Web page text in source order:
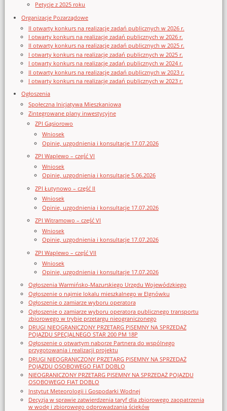
Petycje z 2025 roku
Organizacje Pozarządowe
II otwarty konkurs na realizację zadań publicznych w 2026 r.
I otwarty konkurs na realizację zadań publicznych w 2026 r.
II otwarty konkurs na realizację zadań publicznych w 2025 r.
I otwarty konkurs na realizację zadań publicznych w 2025 r.
I otwarty konkurs na realizację zadań publicznych w 2024 r.
II otwarty konkurs na realizację zadań publicznych w 2023 r.
I otwarty konkurs na realizację zadań publicznych w 2023 r.
Ogłoszenia
Społeczna Inicjatywa Mieszkaniowa
Zintegrowane plany inwestycyjne
ZPI Gąsiorowo
Wniosek
Opinie, uzgodnienia i konsultacje 17.07.2026
ZPI Waplewo – część VI
Wniosek
Opinie, uzgodnienia i konsultacje 5.06.2026
ZPI Łutynowo – część II
Wniosek
Opinie, uzgodnienia i konsultacje 17.07.2026
ZPI Witramowo – część VI
Wniosek
Opinie, uzgodnienia i konsultacje 17.07.2026
ZPI Waplewo – część VII
Wniosek
Opinie, uzgodnienia i konsultacje 17.07.2026
Ogłoszenia Warmińsko-Mazurskiego Urzędu Wojewódzkiego
Ogłoszenie o najmie lokalu mieszkalnego w Elgnówku
Ogłoszenie o zamiarze wyboru operatora
Ogłoszenie o zamiarze wyboru operatora publicznego transportu
zbiorowego w trybie przetargu nieograniczonego
DRUGI NIEOGRANICZONY PRZETARG PISEMNY NA SPRZEDAŻ
POJAZDU SPECJALNEGO STAR 200 PM 18P
Ogłoszenie o otwartym naborze Partnera do wspólnego
przygotowania i realizacji projektu
DRUGI NIEOGRANICZONY PRZETARG PISEMNY NA SPRZEDAŻ
POJAZDU OSOBOWEGO FIAT DOBLO
NIEOGRANICZONY PRZETARG PISEMNY NA SPRZEDAŻ POJAZDU
OSOBOWEGO FIAT DOBLO
Instytut Meteorologii i Gospodarki Wodnej
Decyzja w sprawie zatwierdzenia taryf dla zbiorowego zaopatrzenia
w wodę i zbiorowego odprowadzania ścieków